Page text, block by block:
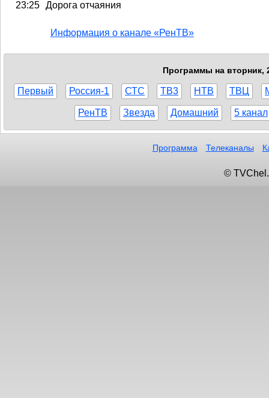
23:25 Дорога отчаяния
Информация о канале «РенТВ»
Программы на вторник,
Первый Россия-1 СТС ТВ3 НТВ ТВЦ
РенТВ Звезда Домашний 5 канал
Программа Телеканалы
©